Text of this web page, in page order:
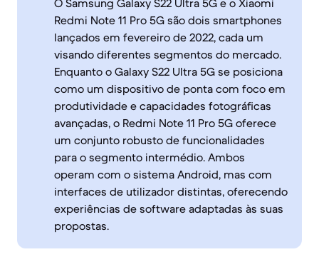
O Samsung Galaxy S22 Ultra 5G e o Xiaomi
Redmi Note 11 Pro 5G são dois smartphones
lançados em fevereiro de 2022, cada um
visando diferentes segmentos do mercado.
Enquanto o Galaxy S22 Ultra 5G se posiciona
como um dispositivo de ponta com foco em
produtividade e capacidades fotográficas
avançadas, o Redmi Note 11 Pro 5G oferece
um conjunto robusto de funcionalidades
para o segmento intermédio. Ambos
operam com o sistema Android, mas com
interfaces de utilizador distintas, oferecendo
experiências de software adaptadas às suas
propostas.